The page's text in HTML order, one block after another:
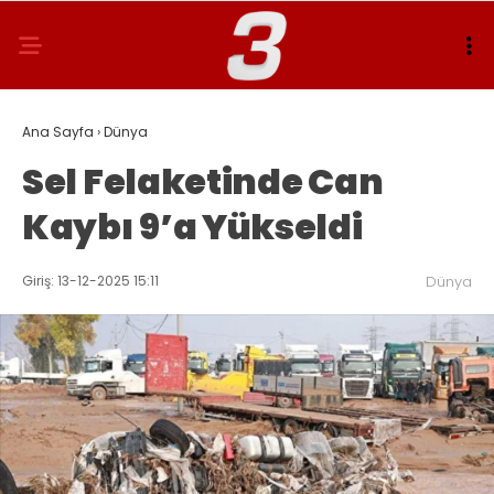
Ana Sayfa ›Dünya
Sel Felaketinde Can
Kaybı 9’a Yükseldi
Giriş: 13-12-2025 15:11 Dünya